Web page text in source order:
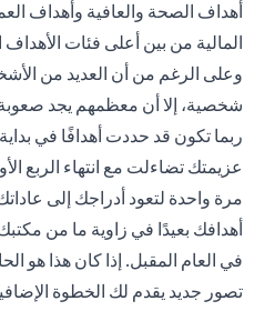
أهداف الصحة والعافية وأهداف
المالية من بين أعلى فئات
وعلى الرغم من أن العديد من
شخصية، إلا أن معظمهم يجد
ربما تكون قد حددت أهدافًا في بداية
عزيمتك تضاءلت مع انتهاء الربع
مرة واحدة لتعود أدراجك إلى
أهدافك بعيدًا في زاوية ما من
في العام المقبل. إذا كان هذا هو
تصور جديد يقدم لك الخطوة